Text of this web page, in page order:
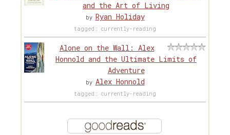
and the Art of Living
by Ryan Holiday
tagged: currently-reading
Alone on the Wall: Alex
Honnold and the Ultimate Limits of
Adventure
by Alex Honnold
tagged: currently-reading